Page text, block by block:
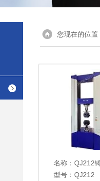
您现在的位置
名称： QJ212
型号：QJ212